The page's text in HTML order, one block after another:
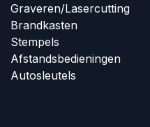
Graveren/Lasercutting
Brandkasten
Stempels
Afstandsbedieningen
Autosleutels